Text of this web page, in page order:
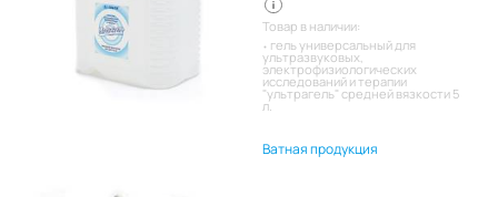
Товар в наличии:
гель универсальный для
ультразвуковых,
электрофизиологических
исследований и терапии
"ультрагель" средней вязкости 5
л.
Ватная продукция